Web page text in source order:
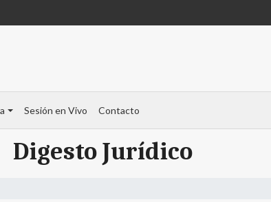
Sesión en Vivo Contacto
Digesto Jurídico